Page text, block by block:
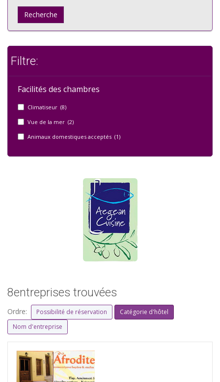
Recherche
Filtre:
Facilités des chambres
Climatiseur (8)
Vue de la mer (2)
Animaux domestiques acceptés (1)
8entreprises trouvées
Ordre: Possibilité de réservation
Catégorie d'hôtel
Nom d'entreprise